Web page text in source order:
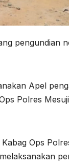
pengundian
Apel
Polres
Ops